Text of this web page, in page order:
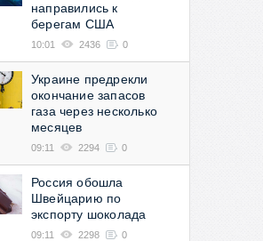
направились к
берегам США
10:01 2436 0
Украине предрекли
окончание запасов
газа через несколько
месяцев
09:11 2294 0
Россия обошла
Швейцарию по
экспорту шоколада
09:11 2298 0